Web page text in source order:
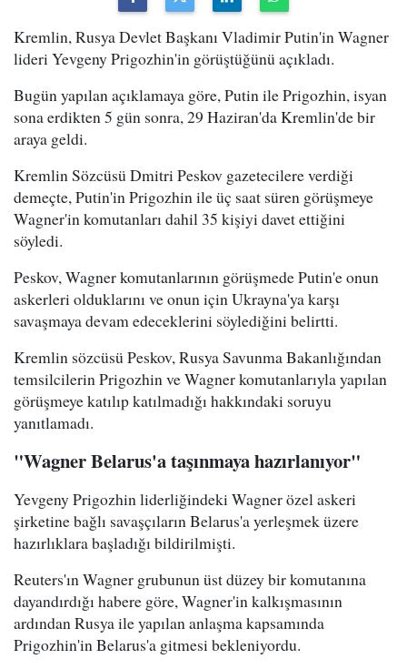
Kremlin, Rusya Devlet Başkanı Vladimir Putin'in Wagner
lideri Yevgeny Prigozhin'in görüştüğünü açıkladı.
Bugün yapılan açıklamaya göre, Putin ile Prigozhin, isyan
sona erdikten 5 gün sonra, 29 Haziran'da Kremlin'de bir
araya geldi.
Kremlin Sözcüsü Dmitri Peskov gazetecilere verdiği
demeçte, Putin'in Prigozhin ile üç saat süren görüşmeye
Wagner'in komutanları dahil 35 kişiyi davet ettiğini
söyledi.
Peskov, Wagner komutanlarının görüşmede Putin'e onun
askerleri olduklarını ve onun için Ukrayna'ya karşı
savaşmaya devam edeceklerini söylediğini belirtti.
Kremlin sözcüsü Peskov, Rusya Savunma Bakanlığından
temsilcilerin Prigozhin ve Wagner komutanlarıyla yapılan
görüşmeye katılıp katılmadığı hakkındaki soruyu
yanıtlamadı.
"Wagner Belarus'a taşınmaya hazırlanıyor"
Yevgeny Prigozhin liderliğindeki Wagner özel askeri
şirketine bağlı savaşçıların Belarus'a yerleşmek üzere
hazırlıklara başladığı bildirilmişti.
Reuters'ın Wagner grubunun üst düzey bir komutanına
dayandırdığı habere göre, Wagner'in kalkışmasının
ardından Rusya ile yapılan anlaşma kapsamında
Prigozhin'in Belarus'a gitmesi bekleniyordu.